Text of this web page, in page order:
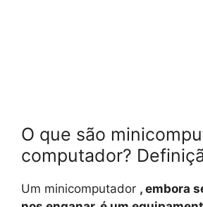
O que são
computador?
Um minicomputador , embora